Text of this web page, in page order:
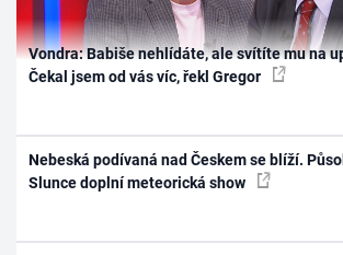
Vondra: Babiše nehlídáte, ale svítíte mu na
Čekal jsem od vás víc, řekl Gregor
Nebeská podívaná nad Českem se blíží.
Slunce doplní meteorická show